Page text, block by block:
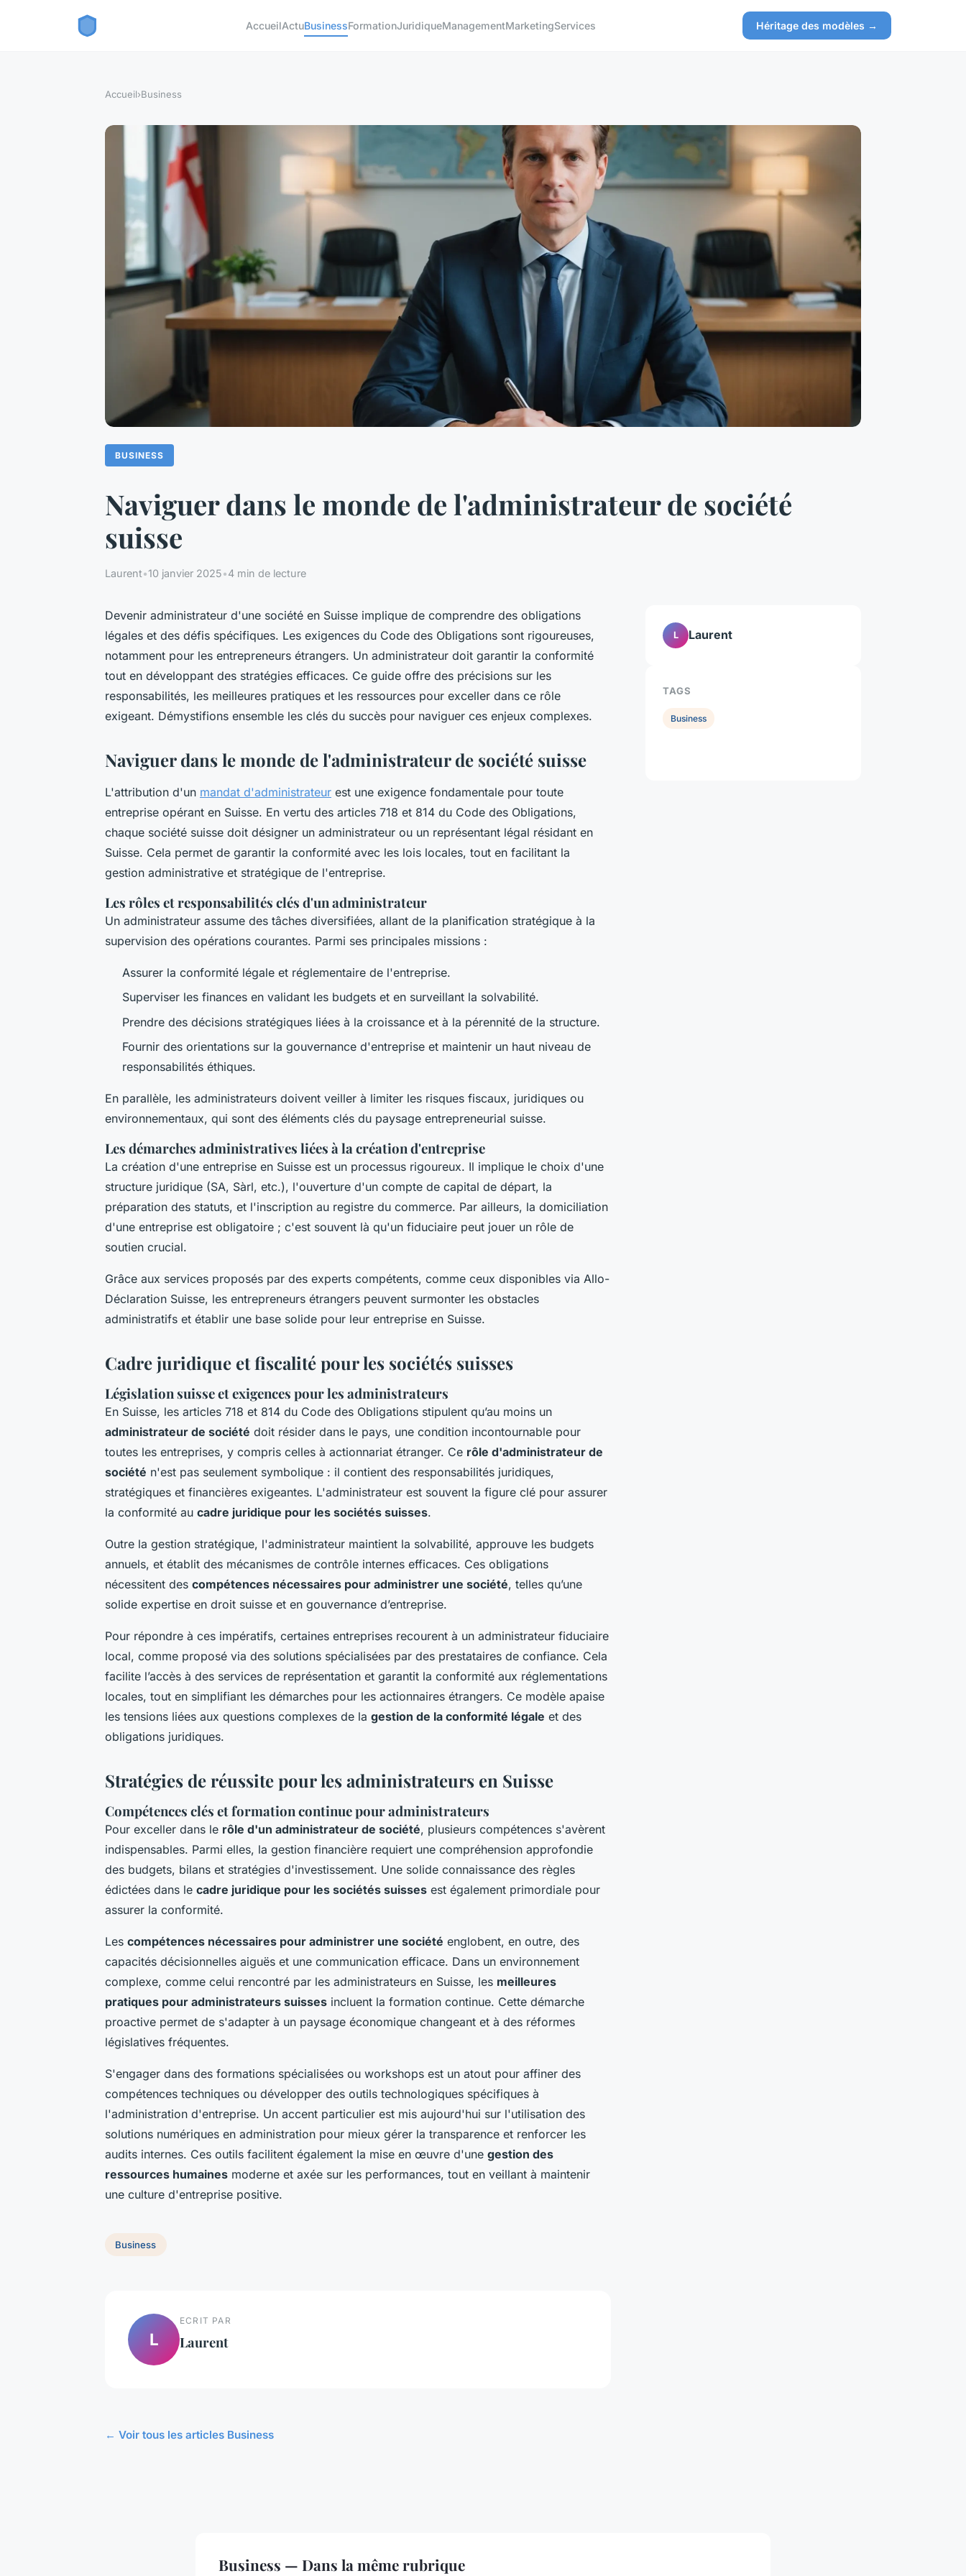
AccueilActuBusinessFormationJuridiqueManagementMarketingServices Héritage des modèles →
Accueil›Business
BUSINESS
Naviguer dans le monde de l'administrateur de société
suisse
Laurent•10 janvier 2025•4 min de lecture
Devenir administrateur d'une société en Suisse implique de comprendre des obligations
légales et des défis spécifiques. Les exigences du Code des Obligations sont rigoureuses,
notamment pour les entrepreneurs étrangers. Un administrateur doit garantir la conformité
tout en développant des stratégies efficaces. Ce guide offre des précisions sur les
responsabilités, les meilleures pratiques et les ressources pour exceller dans ce rôle
exigeant. Démystifions ensemble les clés du succès pour naviguer ces enjeux complexes.
Naviguer dans le monde de l'administrateur de société suisse
L'attribution d'un mandat d'administrateur est une exigence fondamentale pour toute
entreprise opérant en Suisse. En vertu des articles 718 et 814 du Code des Obligations,
chaque société suisse doit désigner un administrateur ou un représentant légal résidant en
Suisse. Cela permet de garantir la conformité avec les lois locales, tout en facilitant la
gestion administrative et stratégique de l'entreprise.
Les rôles et responsabilités clés d'un administrateur
Un administrateur assume des tâches diversifiées, allant de la planification stratégique à la
supervision des opérations courantes. Parmi ses principales missions :
Assurer la conformité légale et réglementaire de l'entreprise.
Superviser les finances en validant les budgets et en surveillant la solvabilité.
Prendre des décisions stratégiques liées à la croissance et à la pérennité de la structure.
Fournir des orientations sur la gouvernance d'entreprise et maintenir un haut niveau de
responsabilités éthiques.
En parallèle, les administrateurs doivent veiller à limiter les risques fiscaux, juridiques ou
environnementaux, qui sont des éléments clés du paysage entrepreneurial suisse.
Les démarches administratives liées à la création d'entreprise
La création d'une entreprise en Suisse est un processus rigoureux. Il implique le choix d'une
structure juridique (SA, Sàrl, etc.), l'ouverture d'un compte de capital de départ, la
préparation des statuts, et l'inscription au registre du commerce. Par ailleurs, la domiciliation
d'une entreprise est obligatoire ; c'est souvent là qu'un fiduciaire peut jouer un rôle de
soutien crucial.
Grâce aux services proposés par des experts compétents, comme ceux disponibles via Allo-
Déclaration Suisse, les entrepreneurs étrangers peuvent surmonter les obstacles
administratifs et établir une base solide pour leur entreprise en Suisse.
Cadre juridique et fiscalité pour les sociétés suisses
Législation suisse et exigences pour les administrateurs
En Suisse, les articles 718 et 814 du Code des Obligations stipulent qu’au moins un
administrateur de société doit résider dans le pays, une condition incontournable pour
toutes les entreprises, y compris celles à actionnariat étranger. Ce rôle d'administrateur de
société n'est pas seulement symbolique : il contient des responsabilités juridiques,
stratégiques et financières exigeantes. L'administrateur est souvent la figure clé pour assurer
la conformité au cadre juridique pour les sociétés suisses.
Outre la gestion stratégique, l'administrateur maintient la solvabilité, approuve les budgets
annuels, et établit des mécanismes de contrôle internes efficaces. Ces obligations
nécessitent des compétences nécessaires pour administrer une société, telles qu’une
solide expertise en droit suisse et en gouvernance d’entreprise.
Pour répondre à ces impératifs, certaines entreprises recourent à un administrateur fiduciaire
local, comme proposé via des solutions spécialisées par des prestataires de confiance. Cela
facilite l’accès à des services de représentation et garantit la conformité aux réglementations
locales, tout en simplifiant les démarches pour les actionnaires étrangers. Ce modèle apaise
les tensions liées aux questions complexes de la gestion de la conformité légale et des
obligations juridiques.
Stratégies de réussite pour les administrateurs en Suisse
Compétences clés et formation continue pour administrateurs
Pour exceller dans le rôle d'un administrateur de société, plusieurs compétences s'avèrent
indispensables. Parmi elles, la gestion financière requiert une compréhension approfondie
des budgets, bilans et stratégies d'investissement. Une solide connaissance des règles
édictées dans le cadre juridique pour les sociétés suisses est également primordiale pour
assurer la conformité.
Les compétences nécessaires pour administrer une société englobent, en outre, des
capacités décisionnelles aiguës et une communication efficace. Dans un environnement
complexe, comme celui rencontré par les administrateurs en Suisse, les meilleures
pratiques pour administrateurs suisses incluent la formation continue. Cette démarche
proactive permet de s'adapter à un paysage économique changeant et à des réformes
législatives fréquentes.
S'engager dans des formations spécialisées ou workshops est un atout pour affiner des
compétences techniques ou développer des outils technologiques spécifiques à
l'administration d'entreprise. Un accent particulier est mis aujourd'hui sur l'utilisation des
solutions numériques en administration pour mieux gérer la transparence et renforcer les
audits internes. Ces outils facilitent également la mise en œuvre d'une gestion des
ressources humaines moderne et axée sur les performances, tout en veillant à maintenir
une culture d'entreprise positive.
Business
L
ECRIT PAR
Laurent
← Voir tous les articles Business
L Laurent
TAGS
Business
Business — Dans la même rubrique